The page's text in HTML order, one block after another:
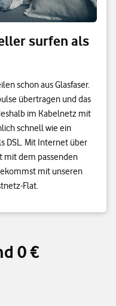
surfen als
schon aus Glasfaser.
übertragen und das
im Kabelnetz mit
schnell wie ein
DSL. Mit Internet über
mit dem passenden
mit unseren
Flat.
0 €